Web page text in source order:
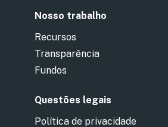
Nosso trabalho
Recursos
Transparência
Fundos
Questões legais
Política de privacidade